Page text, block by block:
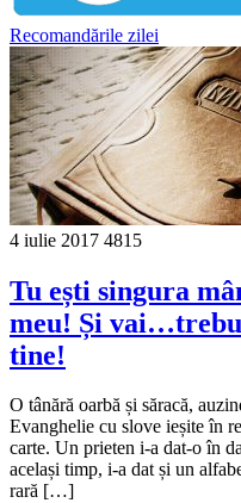
Recomandările zilei
4 iulie 2017 4815
Tu ești singura
meu! Și
tine!
O tânără oarbă și săracă,
Evanghelie cu slove ieșite în
carte. Un prieten i-a dat-o în
același timp, i-a dat și un
rară […]